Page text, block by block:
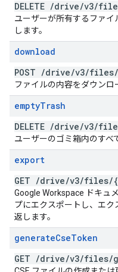
DELETE /drive/v3/
ユーザーが所有するファ
します。
download
POST /drive/v3/files/
ファイルの内容をダウンロ
emptyTrash
DELETE /drive/v3/
ユーザーのゴミ箱内のすべ
export
GET /drive/v3/files/
Google Workspace ドキュ
プにエクスポートし、エ
返します。
generateCseToken
GET /drive/v3/files/